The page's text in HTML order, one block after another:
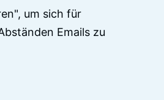
um sich für
Emails zu